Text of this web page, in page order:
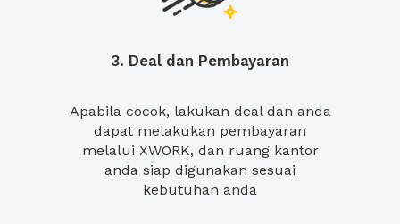
3. Deal dan Pembayaran
Apabila cocok, lakukan deal dan anda
dapat melakukan pembayaran
melalui XWORK, dan ruang kantor
anda siap digunakan sesuai
kebutuhan anda